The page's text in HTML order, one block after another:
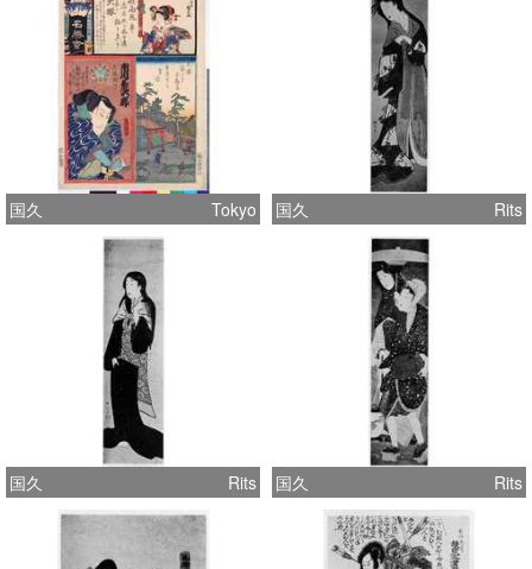
国久 Tokyo 国久 Rits
国久 Rits 国久 Rits